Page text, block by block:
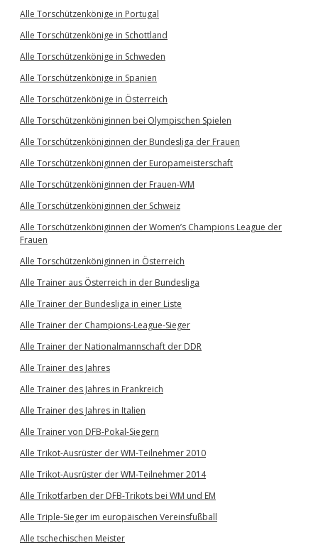
Alle Torschützenkönige in Portugal
Alle Torschützenkönige in Schottland
Alle Torschützenkönige in Schweden
Alle Torschützenkönige in Spanien
Alle Torschützenkönige in Österreich
Alle Torschützenköniginnen bei Olympischen Spielen
Alle Torschützenköniginnen der Bundesliga der Frauen
Alle Torschützenköniginnen der Europameisterschaft
Alle Torschützenköniginnen der Frauen-WM
Alle Torschützenköniginnen der Schweiz
Alle Torschützenköniginnen der Women’s Champions League der
Frauen
Alle Torschützenköniginnen in Österreich
Alle Trainer aus Österreich in der Bundesliga
Alle Trainer der Bundesliga in einer Liste
Alle Trainer der Champions-League-Sieger
Alle Trainer der Nationalmannschaft der DDR
Alle Trainer des Jahres
Alle Trainer des Jahres in Frankreich
Alle Trainer des Jahres in Italien
Alle Trainer von DFB-Pokal-Siegern
Alle Trikot-Ausrüster der WM-Teilnehmer 2010
Alle Trikot-Ausrüster der WM-Teilnehmer 2014
Alle Trikotfarben der DFB-Trikots bei WM und EM
Alle Triple-Sieger im europäischen Vereinsfußball
Alle tschechischen Meister